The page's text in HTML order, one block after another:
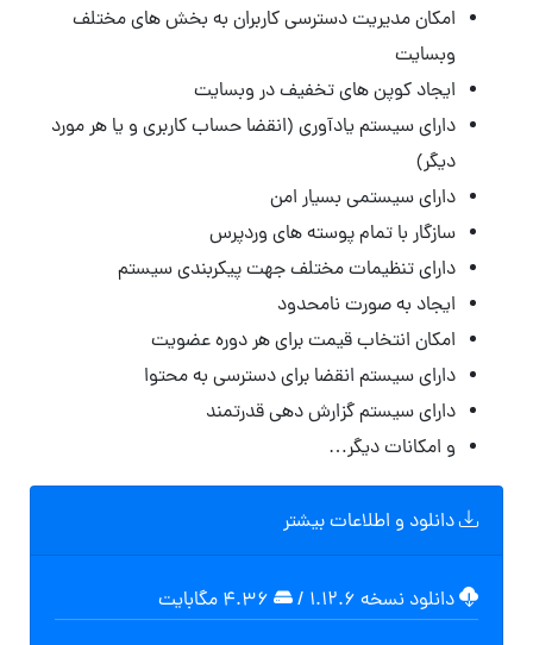
امکان مدیریت دسترسی کاربران به بخش های مختلف
وبسایت
ایجاد کوپن های تخفیف در وبسایت
دارای سیستم یادآوری (انقضا حساب کاربری و یا هر مورد
دیگر)
دارای سیستمی بسیار امن
سازگار با تمام پوسته های وردپرس
دارای تنظیمات مختلف جهت پیکربندی سیستم
ایجاد به صورت نامحدود
امکان انتخاب قیمت برای هر دوره عضویت
دارای سیستم انقضا برای دسترسی به محتوا
دارای سیستم گزارش دهی قدرتمند
و امکانات دیگر…
دانلود و اطلاعات بیشتر
دانلود نسخه ۱.۱۲.۶ /